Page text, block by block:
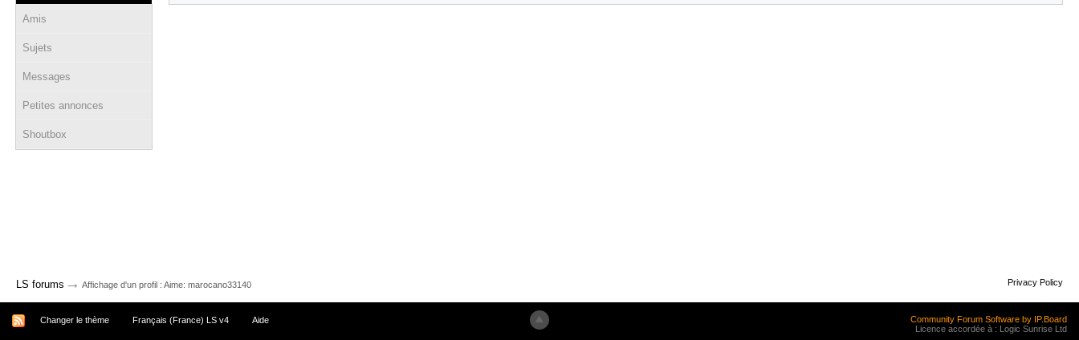
Amis
Sujets
Messages
Petites annonces
Shoutbox
LS forums → Affichage d'un profil : Aime: marocano33140 Privacy Policy
Changer le thème Français (France) LS v4 Aide
Community Forum Software by IP.Board
Licence accordée à : Logic Sunrise Ltd